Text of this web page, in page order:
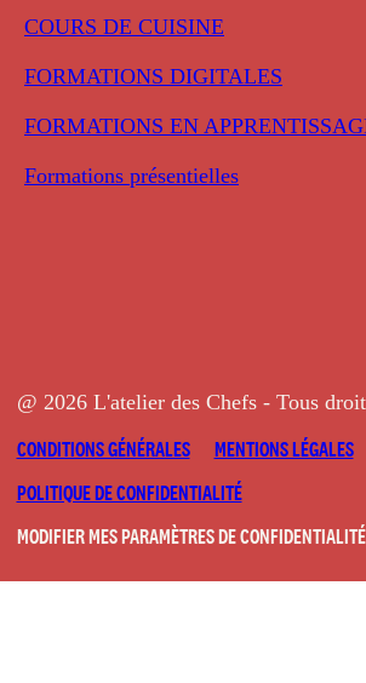
COURS DE CUISINE
FORMATIONS DIGITALES
FORMATIONS EN
Formations présentielles
@ 2026 L'atelier des Chefs - Tous
CONDITIONS GÉNÉRALES
MENTIONS LÉGALES
POLITIQUE DE CONFIDENTIALITÉ
MODIFIER MES PARAMÈTRES DE CONFIDENTIALITÉ